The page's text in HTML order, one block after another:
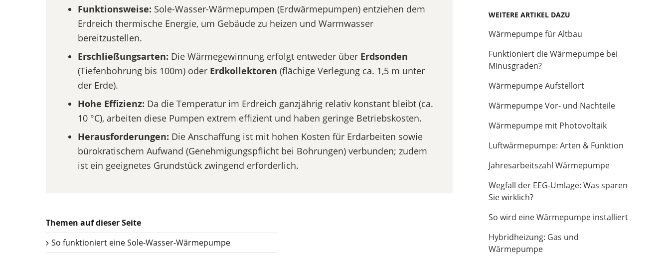
Funktionsweise: Sole-Wasser-Wärmepumpen (Erdwärmepumpen) entziehen dem
Erdreich thermische Energie, um Gebäude zu heizen und Warmwasser
bereitzustellen.
Erschließungsarten: Die Wärmegewinnung erfolgt entweder über Erdsonden
(Tiefenbohrung bis 100m) oder Erdkollektoren (flächige Verlegung ca. 1,5 m unter
der Erde).
Hohe Effizienz: Da die Temperatur im Erdreich ganzjährig relativ konstant bleibt (ca.
10 °C), arbeiten diese Pumpen extrem effizient und haben geringe Betriebskosten.
Herausforderungen: Die Anschaffung ist mit hohen Kosten für Erdarbeiten sowie
bürokratischem Aufwand (Genehmigungspflicht bei Bohrungen) verbunden; zudem
ist ein geeignetes Grundstück zwingend erforderlich.
Themen auf dieser Seite
So funktioniert eine Sole-Wasser-Wärmepumpe
WEITERE ARTIKEL DAZU
Wärmepumpe für Altbau
Funktioniert die Wärmepumpe bei
Minusgraden?
Wärmepumpe Aufstellort
Wärmepumpe Vor- und Nachteile
Wärmepumpe mit Photovoltaik
Luftwärmepumpe: Arten & Funktion
Jahresarbeitszahl Wärmepumpe
Wegfall der EEG-Umlage: Was sparen
Sie wirklich?
So wird eine Wärmepumpe installiert
Hybridheizung: Gas und
Wärmepumpe